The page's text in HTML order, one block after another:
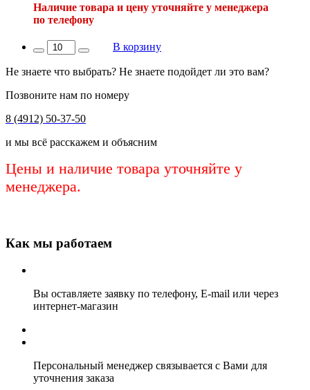
Наличие товара и цену уточняйте у менеджера
по телефону
В корзину
Не знаете что выбрать? Не знаете подойдет ли это вам?
Позвоните нам по номеру
8 (4912) 50-37-50
и мы всё расскажем и объясним
Цены и наличие товара уточняйте у
менеджера.
Как мы работаем
Вы оставляете заявку по телефону, E-mail или через
интернет-магазин
Персональный менеджер связывается с Вами для
уточнения заказа